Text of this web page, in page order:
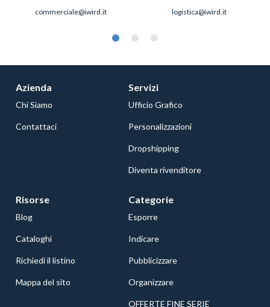
commerciale@iwird.it logistica@iwird.it
Azienda
Chi Siamo
Contattaci
Servizi
Ufficio Grafico
Personalizzazioni
Dropshipping
Diventa rivenditore
Risorse
Blog
Cataloghi
Richiedi il listino
Mappa del sito
Categorie
Esporre
Indicare
Pubblicizzare
Organizzare
OFFERTE FINE SERIE